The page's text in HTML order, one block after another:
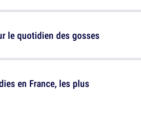
le quotidien des gosses
en France, les plus